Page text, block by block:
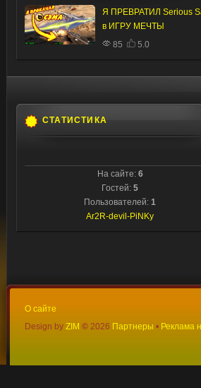
Я ПРЕВРАТИЛ Serious
в ИГРУ МЕЧТЫ
85
5.0
СТАТИСТИКА
На сайте: 6
Гостей: 5
Пользователей: 1
Ar2R-devil-PiNKy
О сайте
Design by ZIM © 2026 Партнеры • Реклама